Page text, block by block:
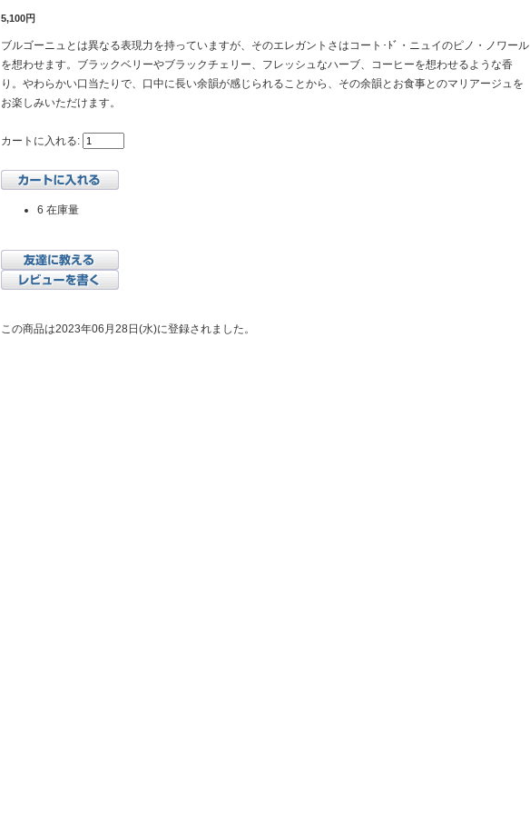
5,100円
ブルゴーニュとは異なる表現力を持っていますが、そのエレガントさはコート･ﾄﾞ・ニュイのピノ・ノワール
を想わせます。ブラックベリーやブラックチェリー、フレッシュなハーブ、コーヒーを想わせるような香
り。やわらかい口当たりで、口中に長い余韻が感じられることから、その余韻とお食事とのマリアージュを
お楽しみいただけます。
カートに入れる:
6 在庫量
この商品は2023年06月28日(水)に登録されました。